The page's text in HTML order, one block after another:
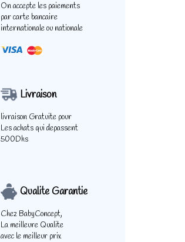
On accepte les paiements
par carte bancaire
internationale ou nationale
Livraison
livraison Gratuite pour
Les achats qui depassent
500Dhs
Qualite Garantie
Chez BabyConcept,
La meilleure Qualite
avec le meilleur prix